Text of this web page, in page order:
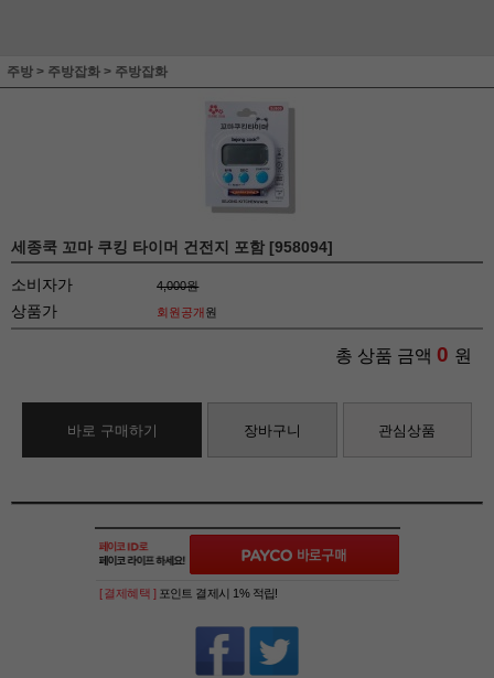
주방 > 주방잡화 > 주방잡화
세종쿡 꼬마 쿠킹 타이머 건전지 포함 [958094]
소비자가 4,000원
상품가 회원공개원
총 상품 금액 0 원
바로 구매하기 장바구니 관심상품
[ 결제혜택 ] 포인트 결제시 1% 적립!